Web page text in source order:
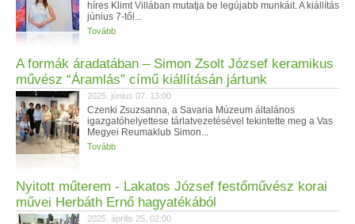
híres Klimt Villában mutatja be legújabb munkáit. A kiállítás
június 7-től...
Tovább
A formák áradatában – Simon Zsolt József keramikus
művész “Áramlás” című kiállításán jártunk
2025. június 07. 13:00
Czenki Zsuzsanna, a Savaria Múzeum általános
igazgatóhelyettese tárlatvezetésével tekintette meg a Vas
Megyei Reumaklub Simon...
Tovább
Nyitott műterem - Lakatos József festőművész korai
művei Herbáth Ernő hagyatékából
2025. április 25. 02:00